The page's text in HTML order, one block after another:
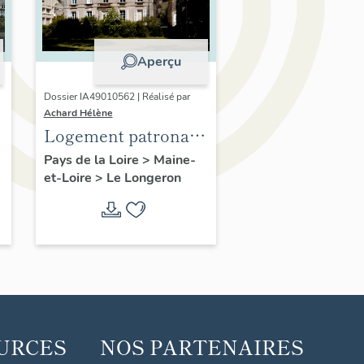
Aperçu
Dossier IA49010562 | Réalisé par
Achard Hélène
Logement patronal
de l'usine textile dite
filature de Gallard,
Le Longeron
Pays de la Loire > Maine-
et-Loire > Le Longeron
NOS PARTENAIRES